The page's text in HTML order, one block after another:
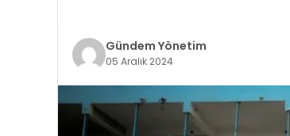
Gündem Yönetim
05 Aralık 2024